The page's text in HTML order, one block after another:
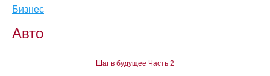
Бизнес
Авто
Шаг в будущее Часть 2